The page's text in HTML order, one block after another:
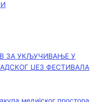
ЗА УКЉУЧИВАЊЕ У
ЏЕЗ ФЕСТИВАЛА